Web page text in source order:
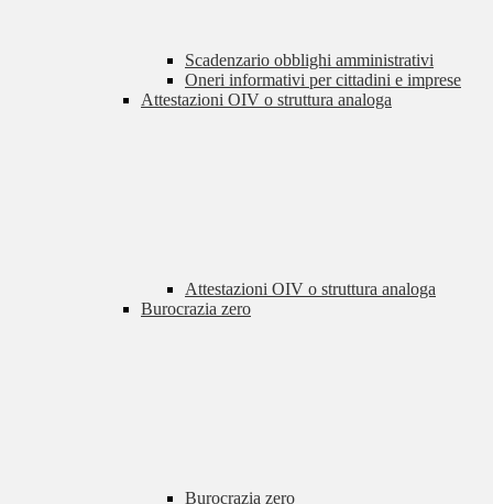
Scadenzario obblighi amministrativi
Oneri informativi per cittadini e imprese
Attestazioni OIV o struttura analoga
Attestazioni OIV o struttura analoga
Burocrazia zero
Burocrazia zero